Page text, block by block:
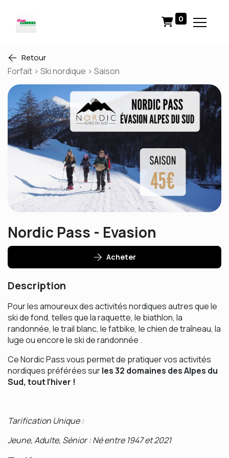
0
Retour
Forfait > Ski nordique > Saison
Nordic Pass - Evasion
Acheter
Description
Pour les amoureux des activités nordiques autres que le
ski de fond, telles que la raquette, le biathlon, la
randonnée, le trail blanc, le fatbike, le chien de traîneau, la
luge ou encore le ski de randonnée .
Ce Nordic Pass vous permet de pratiquer vos activités
nordiques préférées surles 32 domaines des Alpes du
Sud, tout l’hiver !
Tarification Unique :
Jeune, Adulte, Sénior : Né entre 1947 et 2021